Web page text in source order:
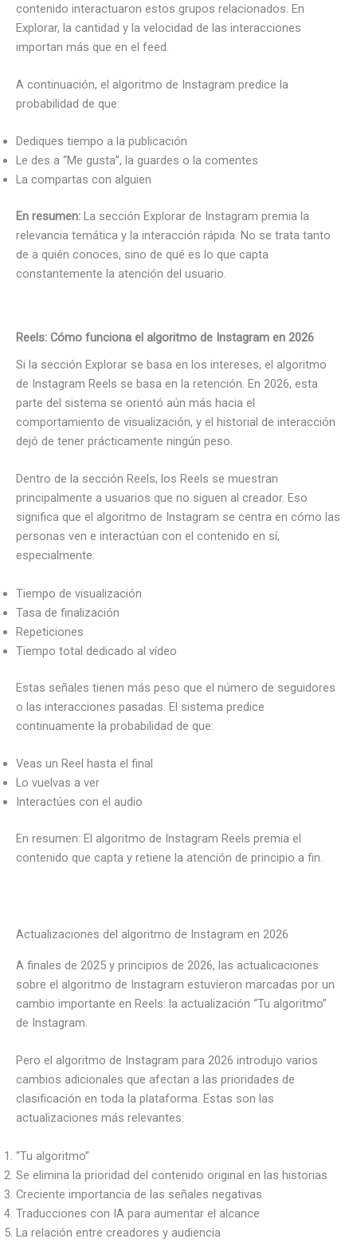
contenido interactuaron estos grupos relacionados. En
Explorar, la cantidad y la velocidad de las interacciones
importan más que en el feed.
A continuación, el algoritmo de Instagram predice la
probabilidad de que:
Dediques tiempo a la publicación
Le des a “Me gusta”, la guardes o la comentes
La compartas con alguien
En resumen: La sección Explorar de Instagram premia la
relevancia temática y la interacción rápida. No se trata tanto
de a quién conoces, sino de qué es lo que capta
constantemente la atención del usuario.
Reels: Cómo funciona el algoritmo de Instagram en 2026
Si la sección Explorar se basa en los intereses, el algoritmo
de Instagram Reels se basa en la retención. En 2026, esta
parte del sistema se orientó aún más hacia el
comportamiento de visualización, y el historial de interacción
dejó de tener prácticamente ningún peso.
Dentro de la sección Reels, los Reels se muestran
principalmente a usuarios que no siguen al creador. Eso
significa que el algoritmo de Instagram se centra en cómo las
personas ven e interactúan con el contenido en sí,
especialmente:
Tiempo de visualización
Tasa de finalización
Repeticiones
Tiempo total dedicado al vídeo
Estas señales tienen más peso que el número de seguidores
o las interacciones pasadas. El sistema predice
continuamente la probabilidad de que:
Veas un Reel hasta el final
Lo vuelvas a ver
Interactúes con el audio
En resumen: El algoritmo de Instagram Reels premia el
contenido que capta y retiene la atención de principio a fin.
Actualizaciones del algoritmo de Instagram en 2026
A finales de 2025 y principios de 2026, las actualicaciones
sobre el algoritmo de Instagram estuvieron marcadas por un
cambio importante en Reels: la actualización “Tu algoritmo”
de Instagram.
Pero el algoritmo de Instagram para 2026 introdujo varios
cambios adicionales que afectan a las prioridades de
clasificación en toda la plataforma. Estas son las
actualizaciones más relevantes:
“Tu algoritmo”
Se elimina la prioridad del contenido original en las historias
Creciente importancia de las señales negativas
Traducciones con IA para aumentar el alcance
La relación entre creadores y audiencia